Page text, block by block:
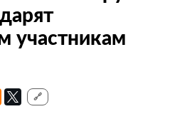
участникам
🔗